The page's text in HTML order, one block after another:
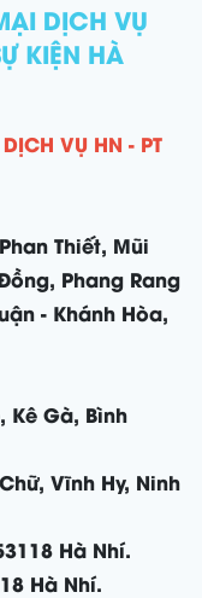
DỊCH VỤ
KIỆN HÀ
VỤ HN - PT
Thiết, Mũi
Phang Rang
- Khánh Hòa,
Kê Gà, Bình
Vĩnh Hy, Ninh
Hà Nhí.
Hà Nhí.